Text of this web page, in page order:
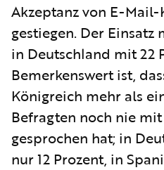
Akzeptanz von E-
gestiegen. Der
in Deutschland mit 22
Bemerkenswert ist,
Königreich mehr als
Befragten noch nie
gesprochen hat; in
nur 12 Prozent, in